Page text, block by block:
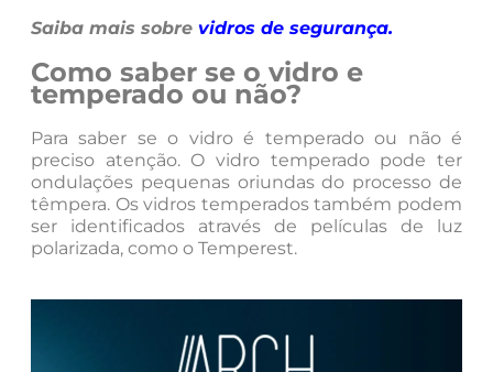
Saiba mais sobre vidros de segurança.
Como saber se o vidro e
temperado ou não?
Para saber se o vidro é temperado ou não é
preciso atenção. O vidro temperado pode ter
ondulações pequenas oriundas do processo de
têmpera. Os vidros temperados também podem
ser identificados através de películas de luz
polarizada, como o Temperest.